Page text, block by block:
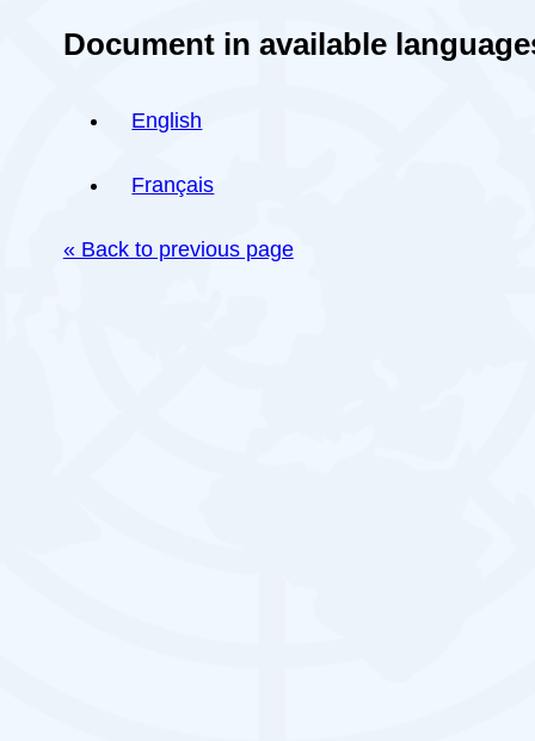
Document in available
English
Français
« Back to previous page